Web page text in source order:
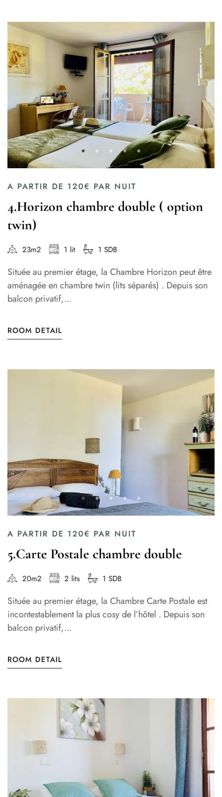
A PARTIR DE 120€ PAR NUIT
4.Horizon chambre double ( option
twin)
23m2 1 lit 1 SDB
Située au premier étage, la Chambre Horizon peut être
aménagée en chambre twin (lits séparés) . Depuis son
balcon privatif,...
ROOM DETAIL
A PARTIR DE 120€ PAR NUIT
5.Carte Postale chambre double
20m2 2 lits 1 SDB
Située au premier étage, la Chambre Carte Postale est
incontestablement la plus cosy de l’hôtel . Depuis son
balcon privatif,...
ROOM DETAIL